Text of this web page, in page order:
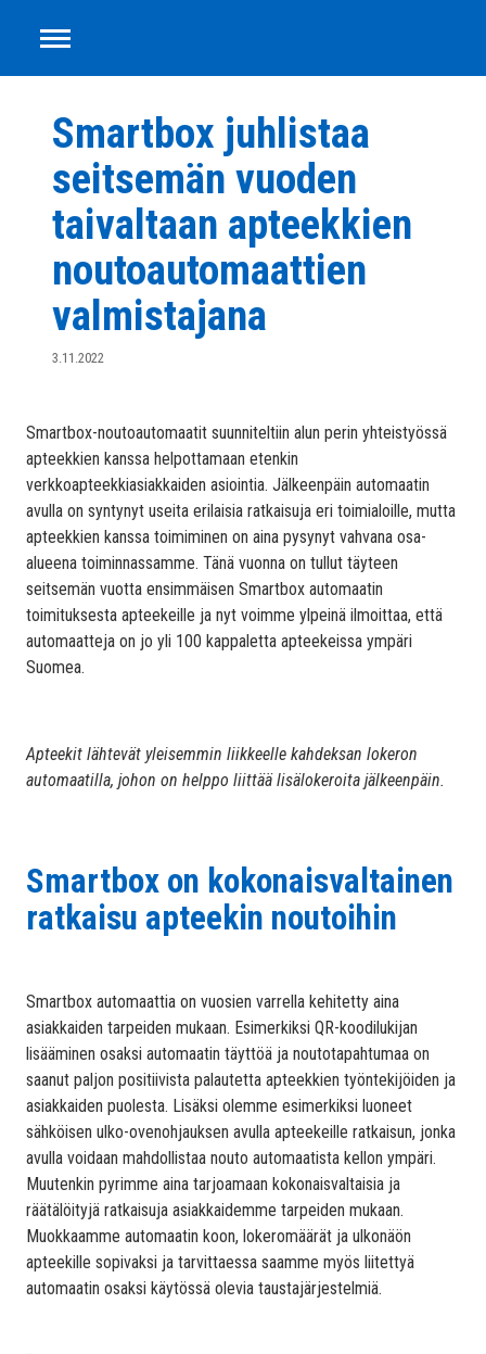
sisältöönSmartbox juhlistaa
seitsemän vuoden
taivaltaan apteekkien
noutoautomaattien
valmistajana
3.11.2022
Smartbox-noutoautomaatit suunniteltiin alun perin yhteistyössä
apteekkien kanssa helpottamaan etenkin
verkkoapteekkiasiakkaiden asiointia. Jälkeenpäin automaatin
avulla on syntynyt useita erilaisia ratkaisuja eri toimialoille, mutta
apteekkien kanssa toimiminen on aina pysynyt vahvana osa-
alueena toiminnassamme. Tänä vuonna on tullut täyteen
seitsemän vuotta ensimmäisen Smartbox automaatin
toimituksesta apteekeille ja nyt voimme ylpeinä ilmoittaa, että
automaatteja on jo yli 100 kappaletta apteekeissa ympäri
Suomea.
Apteekit lähtevät yleisemmin liikkeelle kahdeksan lokeron
automaatilla, johon on helppo liittää lisälokeroita jälkeenpäin.
Smartbox on kokonaisvaltainen
ratkaisu apteekin noutoihin
Smartbox automaattia on vuosien varrella kehitetty aina
asiakkaiden tarpeiden mukaan. Esimerkiksi QR-koodilukijan
lisääminen osaksi automaatin täyttöä ja noutotapahtumaa on
saanut paljon positiivista palautetta apteekkien työntekijöiden ja
asiakkaiden puolesta. Lisäksi olemme esimerkiksi luoneet
sähköisen ulko-ovenohjauksen avulla apteekeille ratkaisun, jonka
avulla voidaan mahdollistaa nouto automaatista kellon ympäri.
Muutenkin pyrimme aina tarjoamaan kokonaisvaltaisia ja
räätälöityjä ratkaisuja asiakkaidemme tarpeiden mukaan.
Muokkaamme automaatin koon, lokeromäärät ja ulkonäön
apteekille sopivaksi ja tarvittaessa saamme myös liitettyä
automaatin osaksi käytössä olevia taustajärjestelmiä.